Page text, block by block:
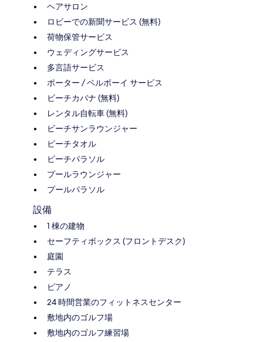
ヘアサロン
ロビーでの新聞サービス (無料)
荷物保管サービス
ウェディングサービス
多言語サービス
ポーター / ベルボーイ サービス
ビーチカバナ (無料)
レンタル自転車 (無料)
ビーチサンラウンジャー
ビーチタオル
ビーチパラソル
プールラウンジャー
プールパラソル
設備
1 棟の建物
セーフティボックス (フロントデスク)
庭園
テラス
ピアノ
24 時間営業のフィットネスセンター
敷地内のゴルフ場
敷地内のゴルフ練習場